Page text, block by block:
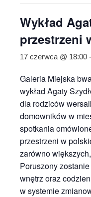
Wykład
przestrzeni
17 czerwca @ 18:00 -
Galeria Miejska
wykład Agaty
dla rodziców
domowników w
spotkania
przestrzeni w
zarówno
Poruszony
wnętrz oraz
w systemie